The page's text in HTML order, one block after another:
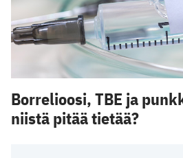
Borrelioosi, TBE ja
niistä pitää tietää?